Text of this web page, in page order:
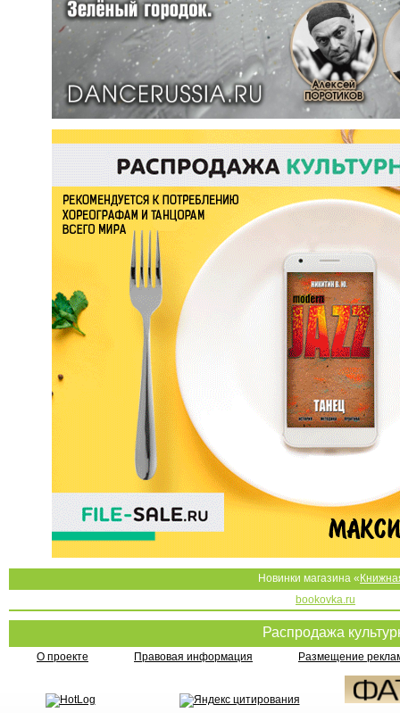
Новинки магазина «
bookovka.ru
Распродажа
О проекте Правовая информация Размещение